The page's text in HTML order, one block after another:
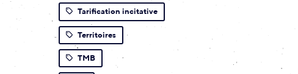
Tarification incitative
Territoires
TMB